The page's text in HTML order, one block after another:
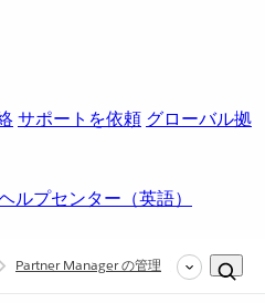
サポートを依頼 グローバル拠
ルプセンター（英語）
Partner Manager の管理 メッセージ